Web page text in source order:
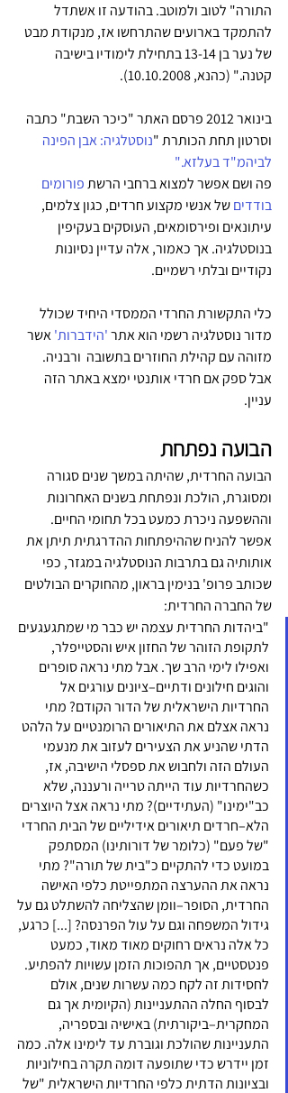
התורה" לטוב ולמוטב. בהודעה זו אשתדל
להתמקד בארועים שהתרחשו אז, מנקודת מבט
של נער בן 13-14 בתחילת לימודיו בישיבה
קטנה." (כהנא, 10.10.2008).
בינואר 2012 פרסם האתר "כיכר השבת" כתבה
וסרטון תחת הכותרת "נוסטלגיה: אבן הפינה
לביהמ"ד בעלזא."
פה ושם אפשר למצוא ברחבי הרשת פורומים
בודדים של אנשי מקצוע חרדים, כגון צלמים,
עיתונאים ופירסומאים, העוסקים בעקיפין
בנוסטלגיה. אך כאמור, אלה עדיין נסיונות
נקודיים ובלתי רשמיים.
כלי התקשורת החרדי הממסדי היחיד שכולל
מדור נוסטלגיה רשמי הוא אתר 'הידברות' אשר
מזוהה עם קהילת החוזרים בתשובה  ורבניה.
אבל ספק אם חרדי אותנטי ימצא באתר הזה
עניין.
הבועה נפתחת
הבועה החרדית, שהיתה במשך שנים סגורה
ומסוגרת, הולכת ונפתחת בשנים האחרונות
וההשפעה ניכרת כמעט בכל תחומי החיים.
אפשר להניח שההיפתחות ההדרגתית תיתן את
אותותיה גם בתרבות הנוסטלגיה במגזר, כפי
שכותב פרופ' בנימין בראון, מהחוקרים הבולטים
של החברה החרדית:
"ביהדות החרדית עצמה יש כבר מי שמתגעגעים
לתקופת הזוהר של החזון איש והסטייפלר,
ואפילו לימי הרב שך. אבל מתי נראה סופרים
והוגים חילונים ודתיים–ציונים עורגים אל
החרדיות הישראלית של הדור הקודם? מתי
נראה אצלם את התיאורים הרומנטיים על הלהט
הדתי שהניע את הצעירים לעזוב את מנעמי
העולם הזה ולחבוש את ספסלי הישיבה, אז,
כשהחרדיות עוד הייתה טרייה ורעננה, שלא
כב"ימינו" (העתידיים)? מתי נראה אצל היוצרים
הלא–חרדים תיאורים אידיליים של הבית החרדי
"של פעם" (כלומר של דורותינו) המסתפק
במועט כדי להתקיים כ"בית של תורה"? מתי
נראה את ההערצה המתפייטת כלפי האישה
החרדית, הסופר–וומן שהצליחה להשתלט גם על
גידול המשפחה וגם על עול הפרנסה? [...] כרגע,
כל אלה נראים רחוקים מאוד מאוד, כמעט
פנטסטיים, אך תהפוכות הזמן עשויות להפתיע.
לחסידות זה לקח כמה עשרות שנים, אולם
לבסוף החלה ההתעניינות (הקיומית אך גם
המחקרית–ביקורתית) באישיה ובספריה,
התעניינות שהולכת וגוברת עד לימינו אלה. כמה
זמן יידרש כדי שתופעה דומה תקרה בחילוניות
ובציונות הדתית כלפי החרדיות הישראלית "של